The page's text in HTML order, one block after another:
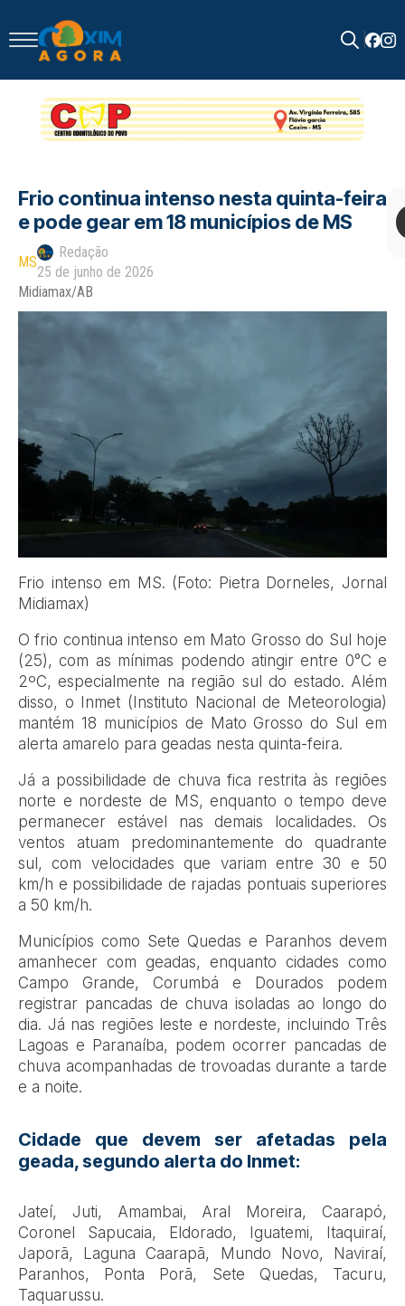
for:
Frio continua intenso nesta quinta-feira
e pode gear em 18 municípios de MS
MS
Redação
25 de junho de 2026
Midiamax/AB
Frio intenso em MS. (Foto: Pietra Dorneles, Jornal
Midiamax)
O frio continua intenso em Mato Grosso do Sul hoje
(25), com as mínimas podendo atingir entre 0°C e
2ºC, especialmente na região sul do estado. Além
disso, o Inmet (Instituto Nacional de Meteorologia)
mantém 18 municípios de Mato Grosso do Sul em
alerta amarelo para geadas nesta quinta-feira.
Já a possibilidade de chuva fica restrita às regiões
norte e nordeste de MS, enquanto o tempo deve
permanecer estável nas demais localidades. Os
ventos atuam predominantemente do quadrante
sul, com velocidades que variam entre 30 e 50
km/h e possibilidade de rajadas pontuais superiores
a 50 km/h.
Municípios como Sete Quedas e Paranhos devem
amanhecer com geadas, enquanto cidades como
Campo Grande, Corumbá e Dourados podem
registrar pancadas de chuva isoladas ao longo do
dia. Já nas regiões leste e nordeste, incluindo Três
Lagoas e Paranaíba, podem ocorrer pancadas de
chuva acompanhadas de trovoadas durante a tarde
e a noite.
Cidade que devem ser afetadas pela
geada, segundo alerta do Inmet:
Jateí, Juti, Amambai, Aral Moreira, Caarapó,
Coronel Sapucaia, Eldorado, Iguatemi, Itaquiraí,
Japorã, Laguna Caarapã, Mundo Novo, Naviraí,
Paranhos, Ponta Porã, Sete Quedas, Tacuru,
Taquarussu.